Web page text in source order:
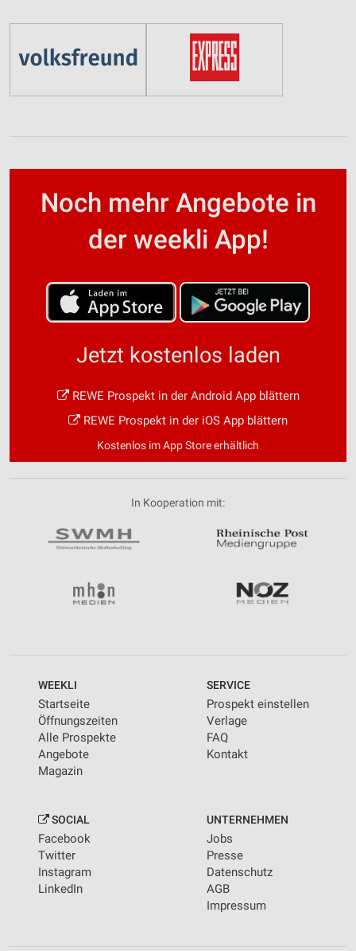
Noch mehr Angebote in
der weekli App!
Jetzt kostenlos laden
REWE Prospekt in der Android App blättern
REWE Prospekt in der iOS App blättern
Kostenlos im App Store erhältlich
In Kooperation mit:
WEEKLI
Startseite
Öffnungszeiten
Alle Prospekte
Angebote
Magazin
SERVICE
Prospekt einstellen
Verlage
FAQ
Kontakt
SOCIAL
Facebook
Twitter
Instagram
LinkedIn
UNTERNEHMEN
Jobs
Presse
Datenschutz
AGB
Impressum